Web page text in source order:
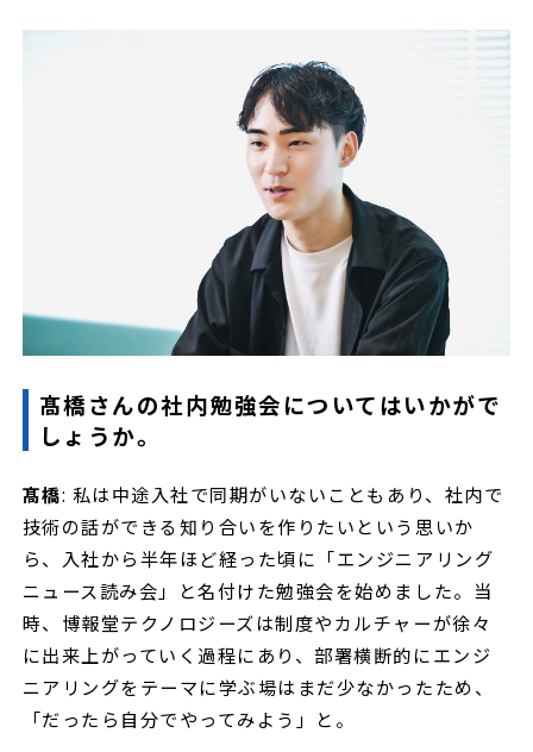
髙橋さんの社内勉強会についてはいかがで
しょうか。
髙橋: 私は中途入社で同期がいないこともあり、社内で
技術の話ができる知り合いを作りたいという思いか
ら、入社から半年ほど経った頃に「エンジニアリング
ニュース読み会」と名付けた勉強会を始めました。当
時、博報堂テクノロジーズは制度やカルチャーが徐々
に出来上がっていく過程にあり、部署横断的にエンジ
ニアリングをテーマに学ぶ場はまだ少なかったため、
「だったら自分でやってみよう」と。